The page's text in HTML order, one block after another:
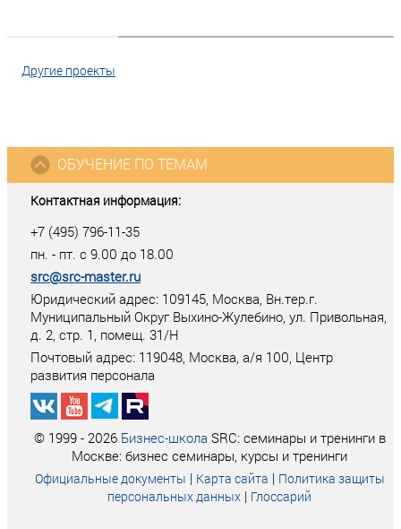
Другие проекты
Контактная информация:
+7 (495) 796-11-35
пн. - пт. с 9.00 до 18.00
src@src-master.ru
Юридический адрес: 109145, Москва, Вн.тер.г.
Муниципальный Округ Выхино-Жулебино, ул. Привольная,
д. 2, стр. 1, помещ. 31/Н
Почтовый адрес: 119048, Москва, а/я 100, Центр
развития персонала
ОБУЧЕНИЕ ПО ТЕМАМ
© 1999 - 2026 Бизнес-школа SRC: семинары и тренинги в
Москве: бизнес семинары, курсы и тренинги
Официальные документы | Карта сайта | Политика защиты
персональных данных | Глоссарий